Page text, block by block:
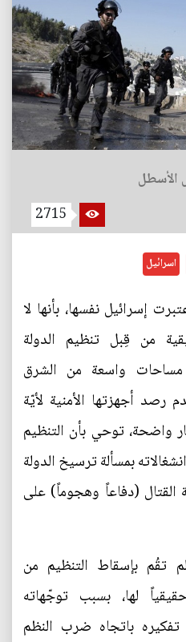
2715
اسرائيل
إسرائيل نفسها، بأنها لا
من قِبل تنظيم الدولة
مساحات واسعة من الشرق
رصد أجهزتها الأمنية لأيّة
واضحة، توحي بأن التنظيم
بمسألة ترسيخ الدولة
(دفاعاً وهجوماً) على
تقُم بإسقاط التنظيم من
لها، بسبب توجّهاته
باتجاه ضرب النظم